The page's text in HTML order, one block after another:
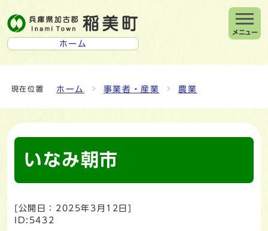
ホーム
メニュー
現在位置 ホーム 事業者・産業 農業
いなみ朝市
[公開日： 2025年3月12日 ]
ID:5432